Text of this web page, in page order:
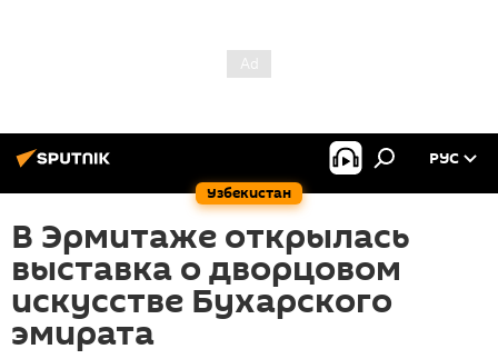
Узбекистан
РУС
В Эрмитаже открылась
выставка о дворцовом
искусстве Бухарского
эмирата